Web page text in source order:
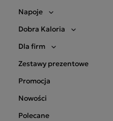
Napoje
Dobra Kaloria
Dla firm
Zestawy prezentowe
Promocja
Nowości
Polecane